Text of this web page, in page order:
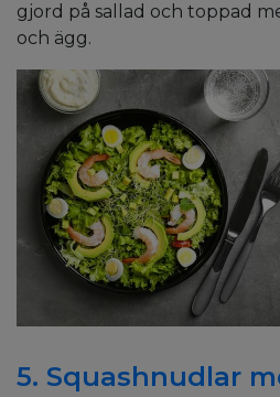
gjord på sallad och toppad
och ägg.
5. Squashnudlar